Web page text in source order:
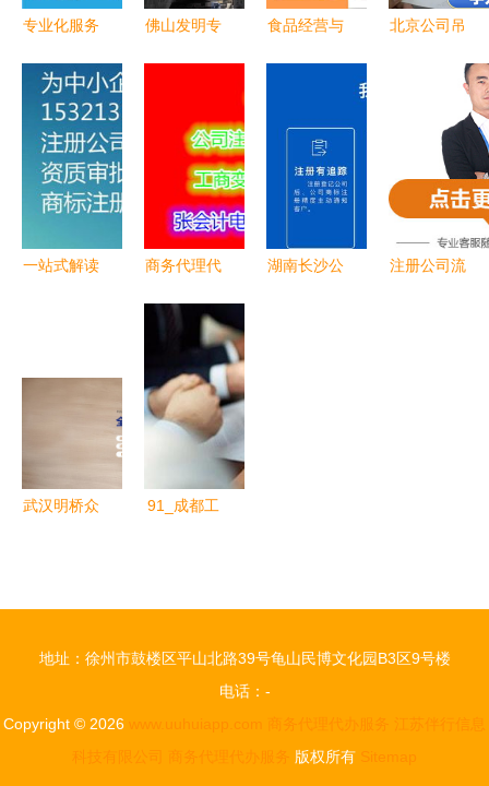
专业化服务
务便捷之路
代理记账与
代办服务深
度解析
佛山发明专
申请#发明
专利代办哪
家好#商务
咨询:13
食品经营与
专业商务代
理一站式服
务
北京公司吊
代理代办服
务让企业退
出更高效
一站式解读
商务代理代
业高效运作
的隐形引擎
湖南长沙公
注册公司流
武汉明桥众
税_企业商
北明桥
91_成都工
地址：徐州市鼓楼区平山北路39号龟山民博文化园B3区9号楼
电话：-
Copyright © 2026 www.uuhuiapp.com 商务代理代办服务
江苏伴行信息
科技有限公司
商务代理代办服务 版权所有 Sitemap